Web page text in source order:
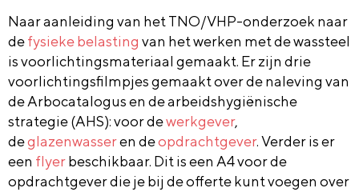
Naar aanleiding van het TNO/VHP-onderzoek naar
defysieke belasting van het werken met de wassteel
is voorlichtingsmateriaal gemaakt. Er zijn drie
voorlichtingsfilmpjes gemaakt over de naleving van
de Arbocatalogus en de arbeidshygiënische
strategie (AHS): voor dewerkgever,
deglazenwasseren deopdrachtgever. Verder is er
een flyerbeschikbaar. Dit is een A4 voor de
opdrachtgever die je bij de offerte kunt voegen over